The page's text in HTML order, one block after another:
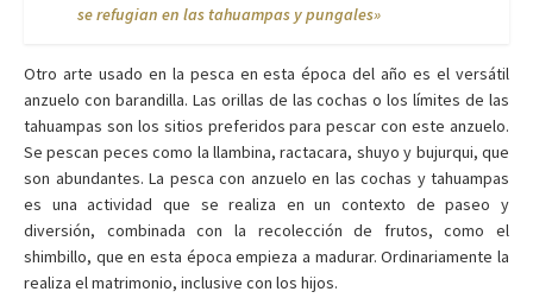
se refugian en las tahuampas y pungales»
Otro arte usado en la pesca en esta época del año es el versátil
anzuelo con barandilla. Las orillas de las cochas o los límites de las
tahuampas son los sitios preferidos para pescar con este anzuelo.
Se pescan peces como la llambina, ractacara, shuyo y bujurqui, que
son abundantes. La pesca con anzuelo en las cochas y tahuampas
es una actividad que se realiza en un contexto de paseo y
diversión, combinada con la recolección de frutos, como el
shimbillo, que en esta época empieza a madurar. Ordinariamente la
realiza el matrimonio, inclusive con los hijos.